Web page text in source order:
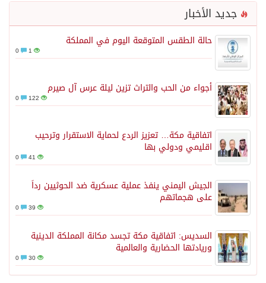
جديد الأخبار
حالة الطقس المتوقعة اليوم في المملكة
1
أجواء من الحب والتراث تزين ليلة عرس آل صيرم
122
اتفاقية مكة… تعزيز الردع لحماية الاستقرار وترحيب
اقليمي ودولي بها
41
الجيش اليمني ينفذ عملية عسكرية ضد الحوثيين رداً
على هجماتهم
39
السديس: اتفاقية مكة تجسد مكانة المملكة الدينية
وريادتها الحضارية والعالمية
30